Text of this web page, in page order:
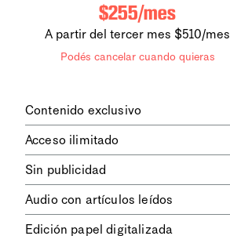
$255/mes
A partir del tercer mes $510/mes
Podés cancelar cuando quieras
Contenido exclusivo
digitales dela diaria
los contenidos de Le Monde
diplomatique.
Acceso ilimitado
contenidos.
Sin publicidad
publicitarios.
Audio con artículos leídos
Edición papel digitalizada